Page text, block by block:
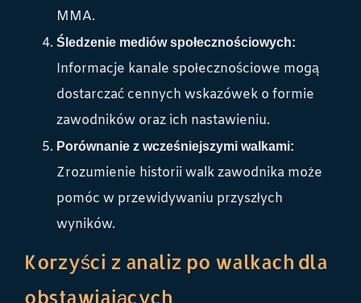
MMA.
Śledzenie mediów społecznościowych:
Informacje kanale społecznościowe mogą
dostarczać cennych wskazówek o formie
zawodników oraz ich nastawieniu.
Porównanie z wcześniejszymi walkami:
Zrozumienie historii walk zawodnika może
pomóc w przewidywaniu przyszłych
wyników.
Korzyści z analiz po walkach dla
obstawiających